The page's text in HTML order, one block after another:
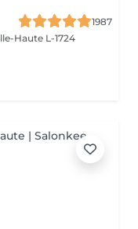
1987
Haute L-1724